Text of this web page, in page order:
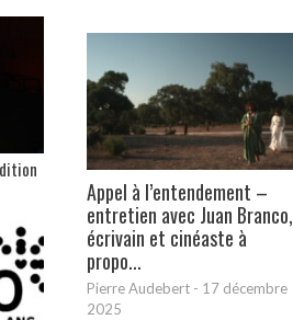
Appel à l’entendement –
entretien avec Juan Branco,
écrivain et cinéaste à
propo...
Pierre Audebert - 17 décembre
2025